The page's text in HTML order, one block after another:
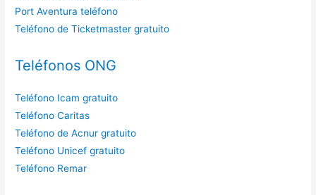
Port Aventura teléfono
Teléfono de Ticketmaster gratuito
Teléfonos ONG
Teléfono Icam gratuito
Teléfono Caritas
Teléfono de Acnur gratuito
Teléfono Unicef gratuito
Teléfono Remar